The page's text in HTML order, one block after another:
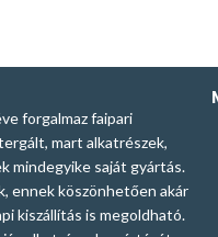
forgalmaz faipari
mart alkatrészek,
mindegyike saját gyártás.
ennek köszönhetően akár
kiszállítás is megoldható.